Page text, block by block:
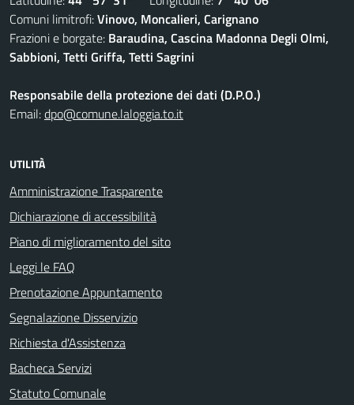
Comuni limitrofi:Vinovo, Moncalieri, Carignano
Frazioni e borgate: Baraudina, Cascina Madonna Degli Olmi,
Sabbioni, Tetti Griffa, Tetti Sagrini
Responsabile della protezione dei dati (D.P.O.)
Email:dpo@comune.laloggia.to.it
UTILITÀ
Amministrazione Trasparente
Dichiarazione di accessibilità
Piano di miglioramento del sito
Leggi le FAQ
Prenotazione Appuntamento
Segnalazione Disservizio
Richiesta d'Assistenza
Bacheca Servizi
Statuto Comunale